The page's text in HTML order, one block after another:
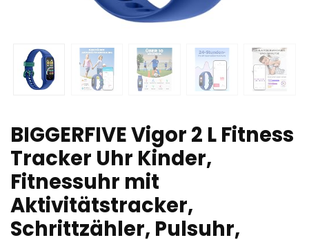
BIGGERFIVE Vigor 2 L Fitness
Tracker Uhr Kinder,
Fitnessuhr mit
Aktivitätstracker,
Schrittzähler, Pulsuhr,